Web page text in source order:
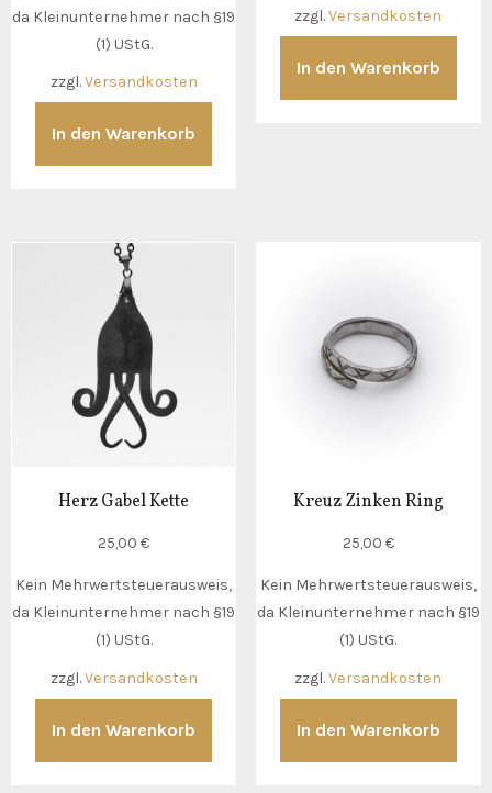
da Kleinunternehmer nach §19
(1) UStG.
zzgl.Versandkosten
In den Warenkorb
zzgl.Versandkosten
In den Warenkorb
Herz Gabel Kette
25,00€
Kein Mehrwertsteuerausweis,
da Kleinunternehmer nach §19
(1) UStG.
zzgl.Versandkosten
In den Warenkorb
Kreuz Zinken Ring
25,00 €
Kein Mehrwertsteuerausweis,
da Kleinunternehmer nach §19
(1) UStG.
zzgl.Versandkosten
In den Warenkorb